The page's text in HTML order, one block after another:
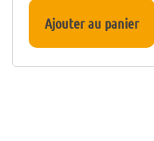
Ajouter au panier